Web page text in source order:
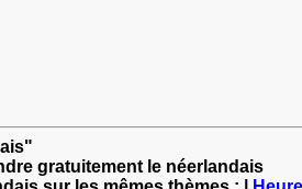
gratuitement le néerlandais